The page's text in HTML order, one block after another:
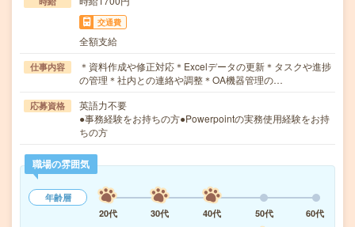
交通費
全額支給
仕事内容
＊資料作成や修正対応＊Excelデータの更新＊タスクや進捗
の管理＊社内との連絡や調整＊OA機器管理の…
応募資格
英語力不要
●事務経験をお持ちの方●Powerpointの実務使用経験をお持
ちの方
職場の雰囲気
年齢層
20代
30代 40代 50代
60代